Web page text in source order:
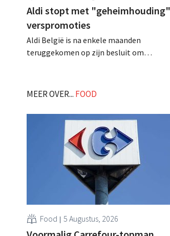
Aldi stopt met "geheimhouding"
verspromoties
Aldi België is na enkele maanden
teruggekomen op zijn besluit om
zondag voor ze in werking treden: "Onze
worden." .
MEER OVER... FOOD
Food 5 Augustus, 2026